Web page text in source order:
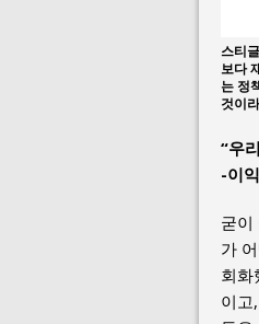
스티
보다
는 정
것이
“우
-이
굳이
가
회화
이고